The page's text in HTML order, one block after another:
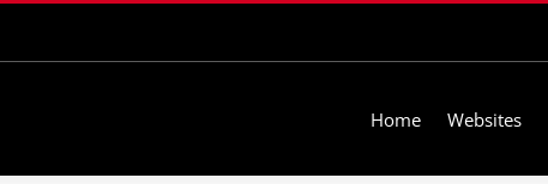
Home Websites